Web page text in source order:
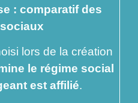
: comparatif des
lors de la création
le régime social
est affilié.